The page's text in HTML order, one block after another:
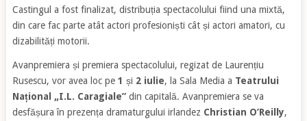
Castingul a fost finalizat, distribuția spectacolului fiind una mixtă,
din care fac parte atât actori profesioniști cât și actori amatori, cu
dizabilități motorii.
Avanpremiera și premiera spectacolului, regizat de Laurențiu
Rusescu, vor avea loc pe 1 și 2 iulie, la Sala Media a Teatrului
Național „I.L. Caragiale” din capitală. Avanpremiera se va
desfășura în prezența dramaturgului irlandez Christian O’Reilly,